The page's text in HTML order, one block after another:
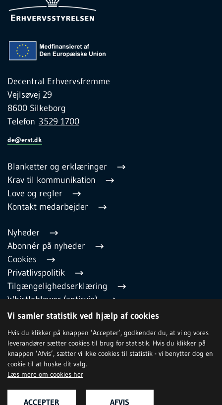
Vi samler statistik ved hjælp af cookies
Hvis du klikker på knappen ’Accepter’, godkender du, at vi og vores
leverandører sætter cookies til brug for statistik. Hvis du klikker på
knappen ’Afvis’, sætter vi ikke cookies til statistik - vi benytter dog en
cookie til at huske dit valg.
Læs mere om cookies her
ACCEPTER AFVIS
Decentral Erhvervsfremme
Vejlsøvej 29
8600 Silkeborg
Telefon 3529 1700
de@erst.dk
Blanketter og erklæringer
Krav til kommunikation
Love og regler
Kontakt medarbejder
Nyheder
Abonnér på nyheder
Cookies
Privatlivspolitik
Tilgængelighedserklæring
Whistleblower (antisvig)
English
TILMELD NYHEDSBREV